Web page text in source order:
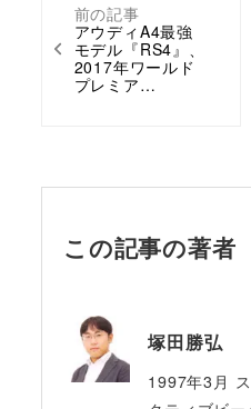
前の記事
アウディA4最強
モデル『RS4』、
2017年ワールド
プレミア…
この記事の著者
塚田勝弘
1997年3月